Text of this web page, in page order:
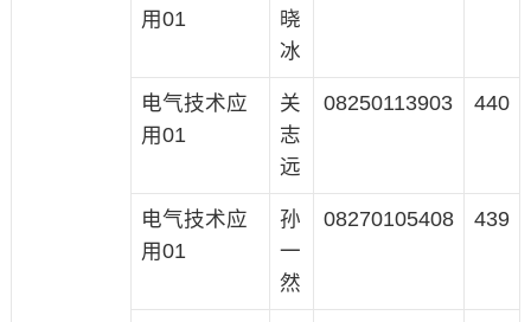
用01
晓
冰
电气技术应
用01
关
志
远
08250113903 440
电气技术应
用01
孙
一
然
08270105408 439